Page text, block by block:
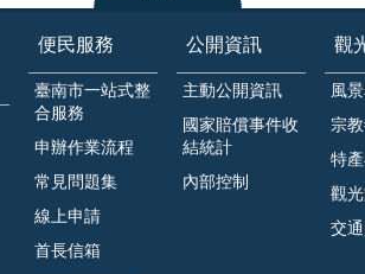
便民服務
臺南市一站式整
合服務
申辦作業流程
常見問題集
線上申請
首長信箱
公開資訊
主動公開資訊
國家賠償事件收
結統計
內部控制
觀
風
宗
特
觀
交